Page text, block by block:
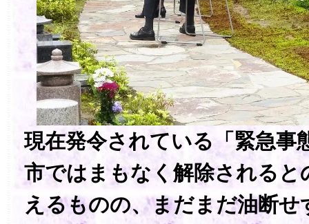
現在発令されている「緊急事
市ではまもなく解除されると
えるものの、まだまだ油断せ